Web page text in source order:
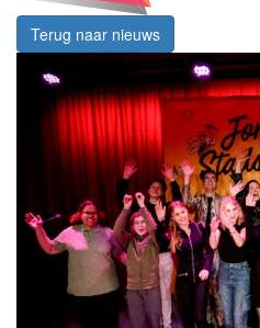
Terug naar nieuws